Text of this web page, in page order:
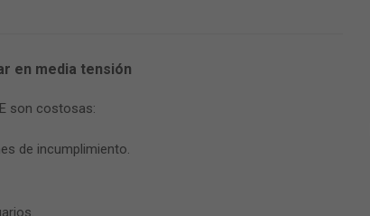
en media tensión
son costosas:
de incumplimiento.